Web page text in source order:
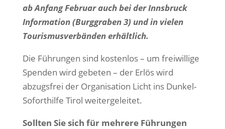
ab Anfang Februar auch bei der Innsbruck
Information (Burggraben 3) und in vielen
Tourismusverbänden erhältlich.
Die Führungen sind kostenlos – um freiwillige
Spenden wird gebeten – der Erlös wird
abzugsfrei der Organisation Licht ins Dunkel-
Soforthilfe Tirol weitergeleitet.
Sollten Sie sich für mehrere Führungen